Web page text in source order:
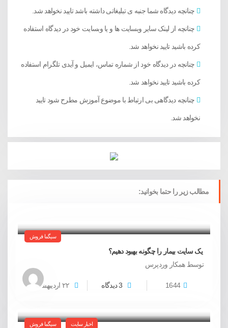
مطالب زیر را حتما بخوانید:
سیگما فروش
یک سایت بیمار را چگونه بهبود دهیم؟
توسط همکار وردپرس
1644 3 دیدگاه ۲۲ اردیبهشت
اخبار سایت سیگما فروش
چنانچه دیدگاه شما جنبه ی تبلیغاتی داشته باشد تایید نخواهد شد.
چنانچه از لینک سایر وبسایت ها و یا وبسایت خود در دیدگاه استفاده
کرده باشید تایید نخواهد شد.
چنانچه در دیدگاه خود از شماره تماس، ایمیل و آیدی تلگرام استفاده
کرده باشید تایید نخواهد شد.
چنانچه دیدگاهی بی ارتباط با موضوع آموزش مطرح شود تایید
نخواهد شد.